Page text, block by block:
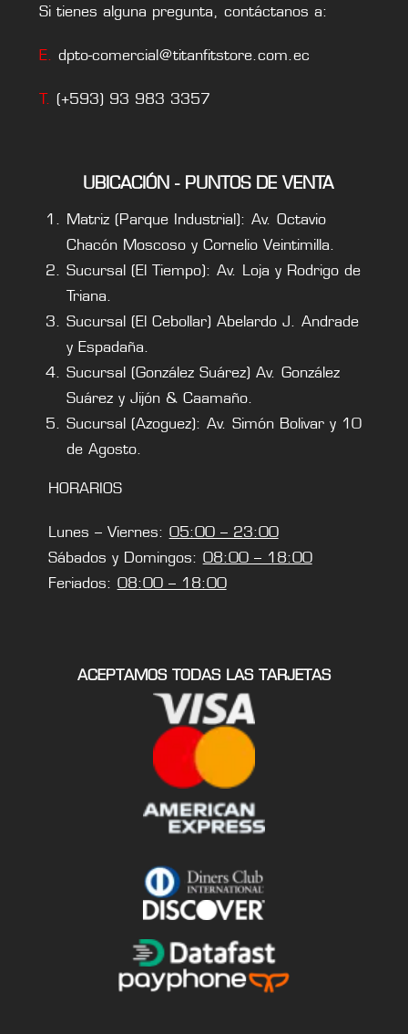
Si tienes alguna pregunta, contáctanos a:
E. dpto-comercial@titanfitstore.com.ec
T. (+593) 93 983 3357
UBICACIÓN - PUNTOS DE VENTA
Matriz (Parque Industrial): Av. Octavio
Chacón Moscoso y Cornelio Veintimilla.
Sucursal (El Tiempo): Av. Loja y Rodrigo de
Triana.
Sucursal (El Cebollar) Abelardo J. Andrade
y Espadaña.
Sucursal (González Suárez) Av. González
Suárez y Jijón & Caamaño.
Sucursal (Azoguez): Av. Simón Bolivar y 10
de Agosto.
HORARIOS
Lunes – Viernes: 05:00 – 23:00
Sábados y Domingos: 08:00 – 18:00
Feriados: 08:00 – 18:00
ACEPTAMOS TODAS LAS TARJETAS